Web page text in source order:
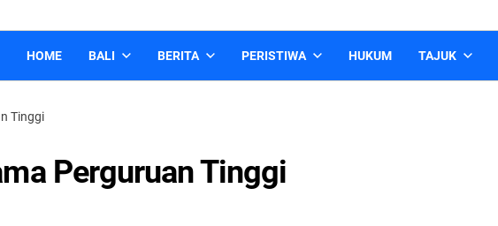
HOME BALI BERITA PERISTIWA HUKUM TAJUK
Tinggi
Perguruan Tinggi